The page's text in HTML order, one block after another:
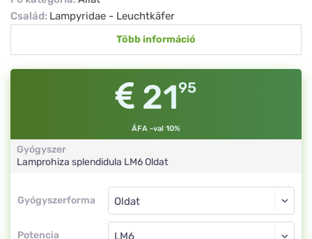
Család: Lampyridae - Leuchtkäfer
Több információ
2195
ÁFA -val 10%
Gyógyszer
Lamprohiza splendidula LM6Oldat
Gyógyszerforma
Gyógyszerforma
Potencia
Oldat
LM6